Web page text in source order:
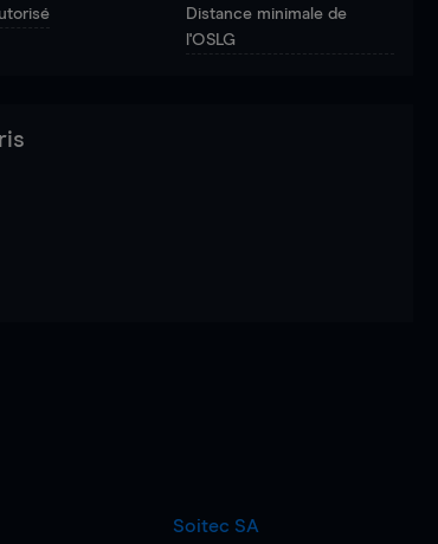
Distance minimale de
l'OSLG
Soitec SA